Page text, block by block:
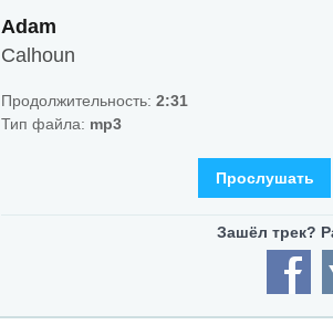
Adam
Calhoun
Продолжительность: 2:31
Тип файла: mp3
Прослушать